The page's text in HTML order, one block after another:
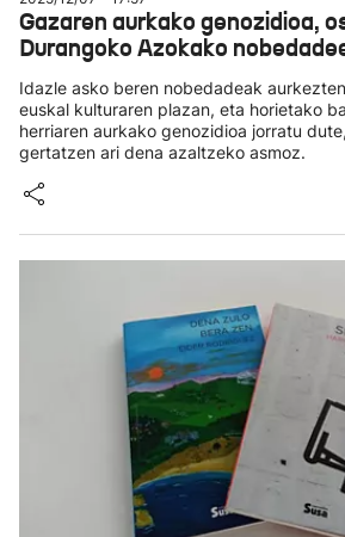
Gazaren aurkako genozidioa,
Durangoko Azokako
Idazle asko beren nobedadeak
euskal kulturaren plazan, eta horietako
herriaren aurkako genozidioa jorratu
gertatzen ari dena azaltzeko asmoz.